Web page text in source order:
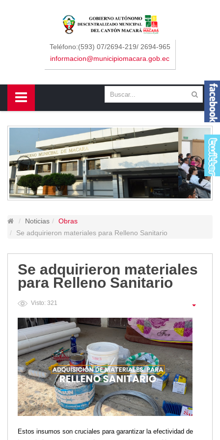
Teléfono:(593) 07/2694-219/ 2694-965
informacion@municipiomacara.gob.ec
Noticias
Obras
Se adquirieron materiales para Relleno Sanitario
Se adquirieron materiales
para Relleno Sanitario
Visto: 321
Estos insumos son cruciales para garantizar la efectividad de
Sidebar Menu
Concejo
Departamentos
Contáctenos
Macará
Cantón
Himno a Macará
Símbolos Patrios
Gastronomía
Lugares Turísticos
Balnearios
Petroglifos
Numbiaranga
Noticias
Obras
Asambleas
Convenios
Eventos
Comunicados e Invitaciones
Socializaciones
Reuniones
Social